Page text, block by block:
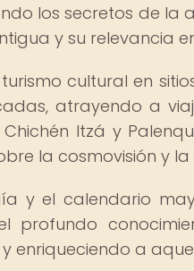
los secretos de la
y su relevancia
cultural en
atrayendo a
Chichén Itzá y
la cosmovisión y
y el calendario
profundo
enriqueciendo a